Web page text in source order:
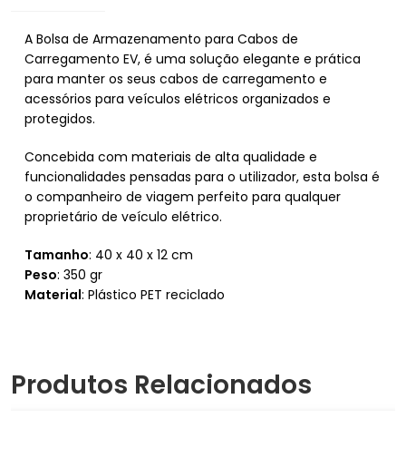
A Bolsa de Armazenamento para Cabos de
Carregamento EV, é uma solução elegante e prática
para manter os seus cabos de carregamento e
acessórios para veículos elétricos organizados e
protegidos.
Concebida com materiais de alta qualidade e
funcionalidades pensadas para o utilizador, esta bolsa é
o companheiro de viagem perfeito para qualquer
proprietário de veículo elétrico.
Tamanho: 40 x 40 x 12 cm
Peso: 350 gr
Material: Plástico PET reciclado
Produtos Relacionados